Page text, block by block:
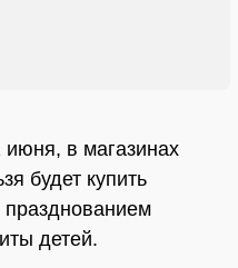
в магазинах
будет купить
празднованием
детей.